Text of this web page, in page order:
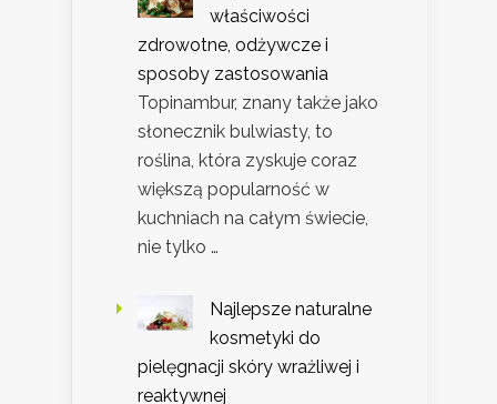
właściwości
zdrowotne, odżywcze i
sposoby zastosowania
Topinambur, znany także jako
słonecznik bulwiasty, to
roślina, która zyskuje coraz
większą popularność w
kuchniach na całym świecie,
nie tylko …
Najlepsze naturalne
kosmetyki do
pielęgnacji skóry wrażliwej i
reaktywnej